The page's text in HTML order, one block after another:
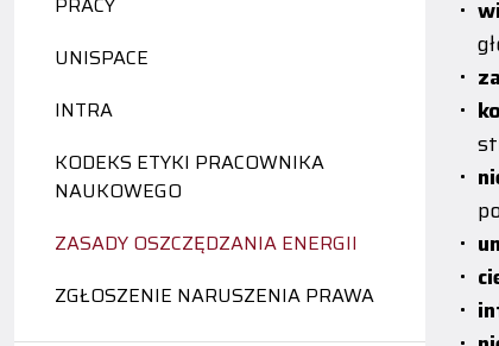
UNISPACE
INTRA
KODEKS ETYKI PRACOWNIKA
NAUKOWEGO
ZASADY OSZCZĘDZANIA ENERGII
ZGŁOSZENIE NARUSZENIA PRAWA